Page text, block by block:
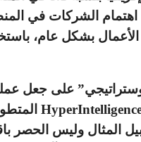
الشركات في
الأعمال بشكل عام،
على جعل
المثال وليس الحصر